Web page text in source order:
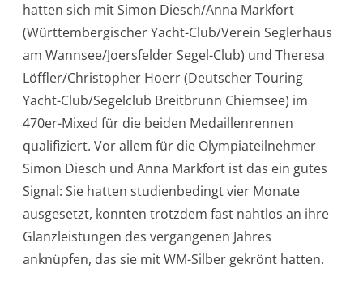
hatten sich mit Simon Diesch/Anna Markfort
(Württembergischer Yacht-Club/Verein Seglerhaus
am Wannsee/Joersfelder Segel-Club) und Theresa
Löffler/Christopher Hoerr (Deutscher Touring
Yacht-Club/Segelclub Breitbrunn Chiemsee) im
470er-Mixed für die beiden Medaillenrennen
qualifiziert. Vor allem für die Olympiateilnehmer
Simon Diesch und Anna Markfort ist das ein gutes
Signal: Sie hatten studienbedingt vier Monate
ausgesetzt, konnten trotzdem fast nahtlos an ihre
Glanzleistungen des vergangenen Jahres
anknüpfen, das sie mit WM-Silber gekrönt hatten.